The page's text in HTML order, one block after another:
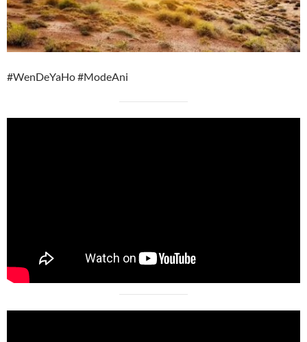
#WenDeYaHo #ModeAni